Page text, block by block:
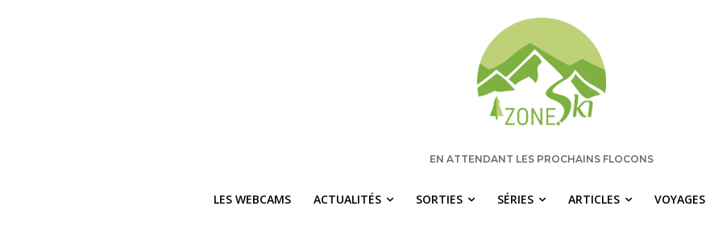
EN ATTENDANT LES PROCHAINS FLOCONS
LES WEBCAMS ACTUALITÉS SORTIES SÉRIES ARTICLES VOYAGES